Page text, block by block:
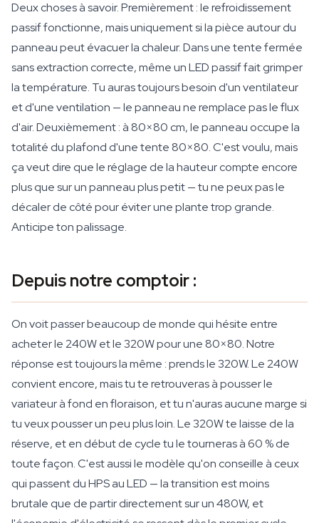
Deux choses à savoir. Premièrement : le refroidissement
passif fonctionne, mais uniquement si la pièce autour du
panneau peut évacuer la chaleur. Dans une tente fermée
sans extraction correcte, même un LED passif fait grimper
la température. Tu auras toujours besoin d'un ventilateur
et d'une ventilation — le panneau ne remplace pas le flux
d'air. Deuxièmement : à 80×80 cm, le panneau occupe la
totalité du plafond d'une tente 80×80. C'est voulu, mais
ça veut dire que le réglage de la hauteur compte encore
plus que sur un panneau plus petit — tu ne peux pas le
décaler de côté pour éviter une plante trop grande.
Anticipe ton palissage.
Depuis notre comptoir :
On voit passer beaucoup de monde qui hésite entre
acheter le 240W et le 320W pour une 80×80. Notre
réponse est toujours la même : prends le 320W. Le 240W
convient encore, mais tu te retrouveras à pousser le
variateur à fond en floraison, et tu n'auras aucune marge si
tu veux pousser un peu plus loin. Le 320W te laisse de la
réserve, et en début de cycle tu le tourneras à 60 % de
toute façon. C'est aussi le modèle qu'on conseille à ceux
qui passent du HPS au LED — la transition est moins
brutale que de partir directement sur un 480W, et